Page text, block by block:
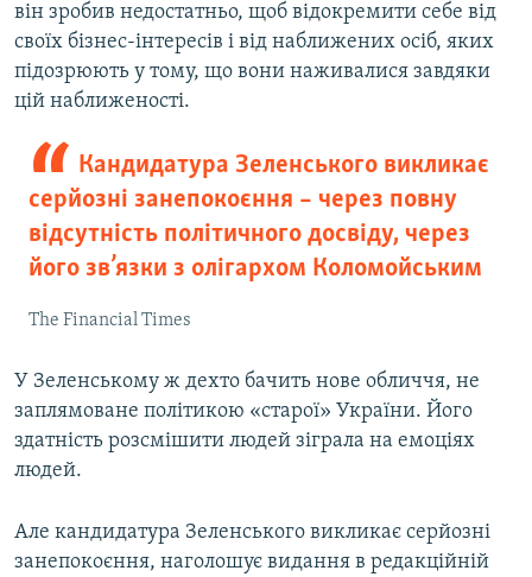
він зробив недостатньо, щоб відокремити себе від
своїх бізнес-інтересів і від наближених осіб, яких
підозрюють у тому, що вони наживалися завдяки
цій наближеності.
Кандидатура Зеленського викликає
серйозні занепокоєння – через повну
відсутність політичного досвіду, через
його зв’язки з олігархом Коломойським
The Financial Times
У Зеленському ж дехто бачить нове обличчя, не
заплямоване політикою «старої» України. Його
здатність розсмішити людей зіграла на емоціях
людей.
Але кандидатура Зеленського викликає серйозні
занепокоєння, наголошує видання в редакційній